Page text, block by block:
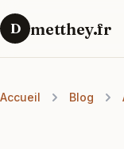
D metthey.fr
Accueil Blog